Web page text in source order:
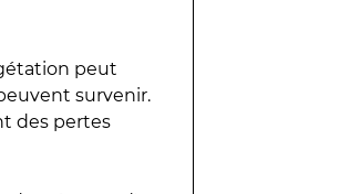
peut
survenir.
des pertes